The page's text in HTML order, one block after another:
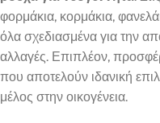
φορμάκια, κορμάκια,
όλα σχεδιασμένα για την
αλλαγές. Επιπλέον,
που αποτελούν ιδανική
μέλος στην οικογένεια.